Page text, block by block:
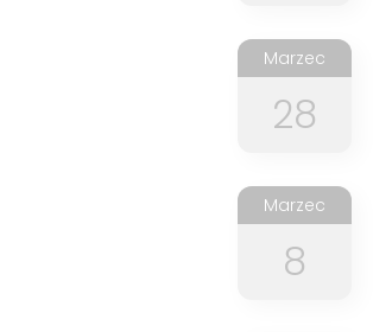
Marzec
28
Marzec
8